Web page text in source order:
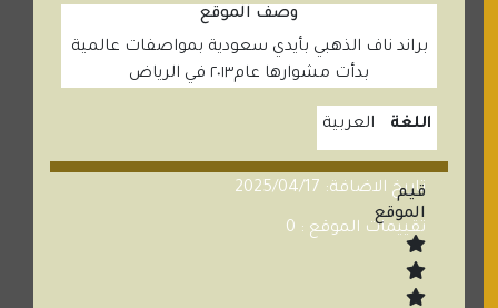
وصف الموقع
براند ناف الذهبي بأيدي سعودية بمواصفات عالمية
بدأت مشوارها عام٢٠١٣ في الرياض
اللغة العربية
تاريخ الاضافة: 2025/04/17
تقييمات الموقع : 0
قيم
الموقع